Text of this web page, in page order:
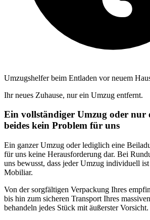
Umzugshelfer beim Entladen vor neuem
Ihr neues Zuhause, nur ein Umzug entfernt.
Ein vollständiger Umzug oder nur
beides kein Problem für uns
Ein ganzer Umzug oder lediglich eine
für uns keine Herausforderung dar. Bei
uns bewusst, dass jeder Umzug individuell
Mobiliar.
Von der sorgfältigen Verpackung Ihres
bis hin zum sicheren Transport Ihres
behandeln jedes Stück mit äußerster Vorsicht.